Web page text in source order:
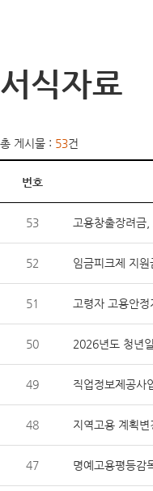
서식자료
총 게시물 : 53건
번호
53 고용창출장려금
52 임금피크제 지
51 고령자 고용안
50 2026년도 청년
49 직업정보제공사
48 지역고용 계획변
47 명예고용평등감